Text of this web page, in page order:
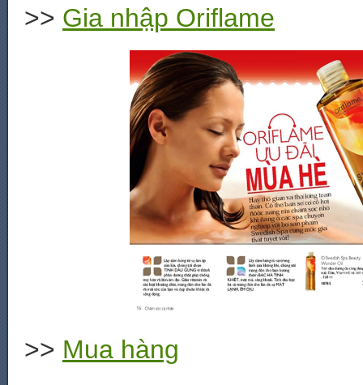
>> Gia nhập Oriflame
>> Mua hàng